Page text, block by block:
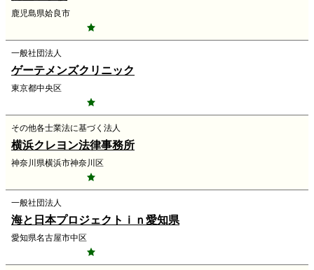
鹿児島県姶良市
一般社団法人
ゲーテメンズクリニック
東京都中央区
その他各士業法に基づく法人
横浜クレヨン法律事務所
神奈川県横浜市神奈川区
一般社団法人
海と日本プロジェクトｉｎ愛知県
愛知県名古屋市中区